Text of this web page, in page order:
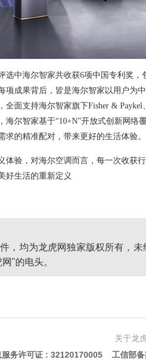
选中海尔智家共收获6项中国专利奖
项成果背后，皆是海尔智家以用户为
面支持海尔智家旗下Fisher & Paykel
海尔智家基于“10+N”开放式创新网络
的精准配对，带来更好的生活体验。
体验，对海尔空调而言，每一次收获
好生活的重新定义
，均为龙虎网独家版权所有，
"的电头。
关于龙
服务许可证 : 32120170005 工信部